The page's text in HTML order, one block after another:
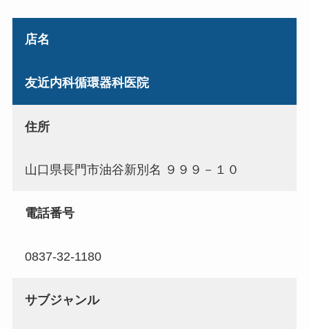
店名
友近内科循環器科医院
住所
山口県長門市油谷新別名 ９９９－１０
電話番号
0837-32-1180
サブジャンル